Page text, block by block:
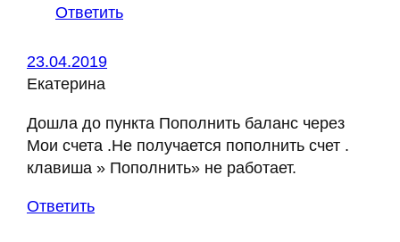
Ответить
23.04.2019
Екатерина
Дошла до пункта Пополнить баланс через
Мои счета .Не получается пополнить счет .
клавиша » Пополнить» не работает.
Ответить